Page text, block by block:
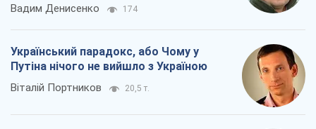
Вадим Денисенко 174
Український парадокс, або Чому у
Путіна нічого не вийшло з Україною
Віталій Портников 20,5 т.